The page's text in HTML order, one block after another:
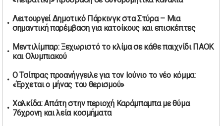
Βελόπουλος: Κριτική σε πολιτικούς αρχηγούς για
δηλώσεις την Πρωτομαγιά
01/05/2026 | 19:33
Υπερβολική ταχύτητα στο Αλιβέρι οδήγησε σε σύλληψη
38χρονου οδηγού
01/05/2026 | 19:12
Υποψηφιότητες για τις εκλογές νέας διοίκησης του ΑΟ
Νέων Στύρων
Τουρκία: Ένταση στις συγκεντρώσεις για την Πρωτομαγιά
Λειτουργεί Δημοτικό Πάρκινγκ στα Στύρα – Μια
σημαντική παρέμβαση για κατοίκους και επισκέπτες
Μεντιλίμπαρ: Ξεχωριστό το κλίμα σε κάθε παιχνίδι ΠΑΟΚ
και Ολυμπιακού
Ο Τσίπρας προανήγγειλε για τον Ιούνιο το νέο κόμμα:
«Έρχεται ο μήνας του θερισμού»
Χαλκίδα: Απάτη στην περιοχή Καράμπαμπα με θύμα
76χρονη και λεία κοσμήματα